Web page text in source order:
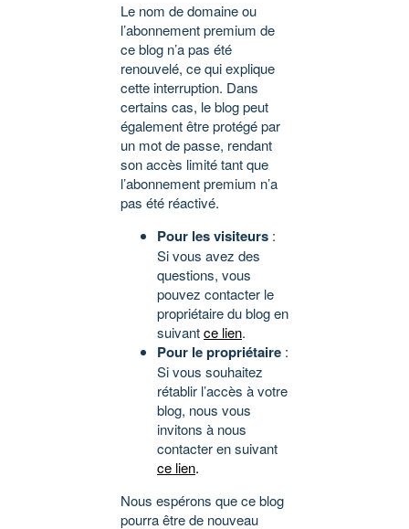
Le nom de domaine ou
l’abonnement premium de
ce blog n’a pas été
renouvelé, ce qui explique
cette interruption. Dans
certains cas, le blog peut
également être protégé par
un mot de passe, rendant
son accès limité tant que
l’abonnement premium n’a
pas été réactivé.
Pour les visiteurs :
Si vous avez des
questions, vous
pouvez contacter le
propriétaire du blog en
suivantce lien.
Pour le propriétaire :
Si vous souhaitez
rétablir l’accès à votre
blog, nous vous
invitons à nous
contacter en suivant
ce lien.
Nous espérons que ce blog
pourra être de nouveau